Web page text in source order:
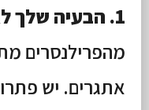
1. הבעיה שלך לא ייחודית
מהפרילנסרים
אתגרים. יש